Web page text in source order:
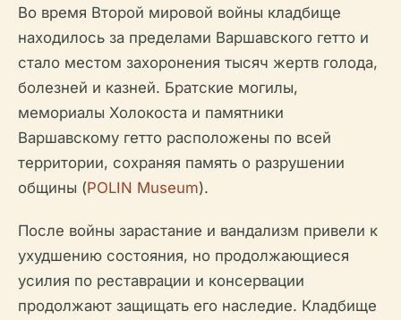
Во время Второй мировой войны кладбище
находилось за пределами Варшавского гетто и
стало местом захоронения тысяч жертв голода,
болезней и казней. Братские могилы,
мемориалы Холокоста и памятники
Варшавскому гетто расположены по всей
территории, сохраняя память о разрушении
общины (POLIN Museum).
После войны зарастание и вандализм привели к
ухудшению состояния, но продолжающиеся
усилия по реставрации и консервации
продолжают защищать его наследие. Кладбище